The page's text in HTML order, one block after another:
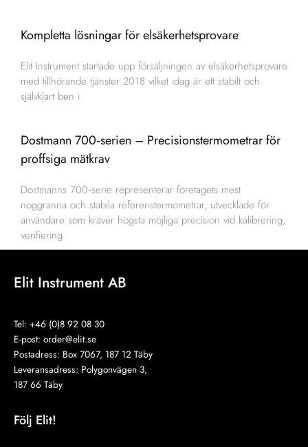
Kompletta lösningar för elsäkerhetsprovare
Elit Instrument startade upp försäljningen av elsäkerhetsprovare
med tillhörande tjänster 2018 vilket idag är ett stabilt och
självklart ben i
Dostmann 700‑serien – Precisionstermometrar för
proffsiga mätkrav
Dostmanns 700‑serie representerar företagets mest
noggranna och stabila referenstermometrar, utvecklade för
användare som kräver högsta möjliga precision vid kalibrering,
verifiering
Elit Instrument AB
Tel: +46 (0)8 92 08 30
E-post: order@elit.se
Postadress: Box 7067, 187 12 Täby
Leveransadress: Polygonvägen 3,
187 66 Täby
Följ Elit!